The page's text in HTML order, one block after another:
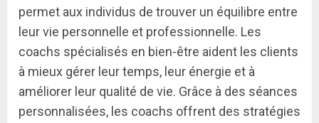
permet aux individus de trouver un équilibre entre
leur vie personnelle et professionnelle. Les
coachs spécialisés en bien-être aident les clients
à mieux gérer leur temps, leur énergie et à
améliorer leur qualité de vie. Grâce à des séances
personnalisées, les coachs offrent des stratégies